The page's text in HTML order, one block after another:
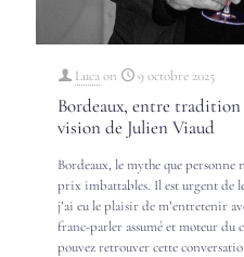
Lucaon 9 octobre 2025
Bordeaux, entre
vision de Julien Viaud
Bordeaux, le mythe que personne
prix imbattables. Il est urgent de
j’ai eu le plaisir de m’entretenir
franc-parler assumé et moteur du
pouvez retrouver cette